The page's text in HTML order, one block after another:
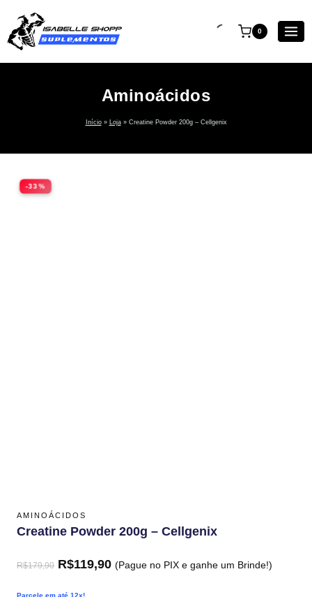
0
Aminoácidos
Início» Loja» Creatine Powder 200g – Cellgenix
-33%
AMINOÁCIDOS
Creatine Powder 200g – Cellgenix
R$179,90 R$119,90 (Pague no PIX e ganhe um Brinde!)
Parcele em até 12x!